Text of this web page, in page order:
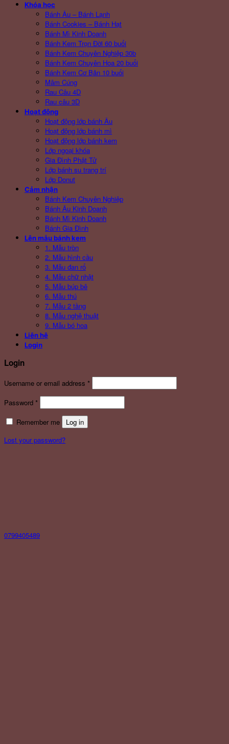
Khóa học
Bánh Âu – Bánh Lạnh
Bánh Cookies – Bánh Hạt
Bánh Mì Kinh Doanh
Bánh Kem Trọn Đời 60 buổi
Bánh Kem Chuyên Nghiệp 30b
Bánh Kem Chuyên Hoa 20 buổi
Bánh Kem Cơ Bản 10 buổi
Mâm Cúng
Rau Câu 4D
Rau câu 3D
Hoạt động
Hoạt động lớp bánh Âu
Hoạt động lớp bánh mì
Hoạt động lớp bánh kem
Lớp ngoại khóa
Gia Đình Phật Tử
Lớp bánh su trang trí
Lớp Donut
Cảm nhận
Bánh Kem Chuyên Nghiệp
Bánh Âu Kinh Doanh
Bánh Mì Kinh Doanh
Bánh Gia Đình
Lên mẫu bánh kem
1. Mẫu tròn
2. Mẫu hình cầu
3. Mẫu đan rổ
4. Mẫu chữ nhật
5. Mẫu búp bê
6. Mẫu thú
7. Mẫu 2 tầng
8. Mẫu nghệ thuật
9. Mẫu bó hoa
Liên hệ
Login
Login
Username or email address *
Password *
Remember me
Log in
Lost your password?
0799405489